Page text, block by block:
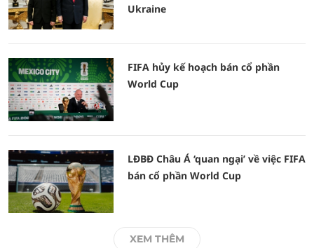
Ukraine
FIFA hủy kế hoạch bán cổ phần
World Cup
LĐBĐ Châu Á ‘quan ngại’ về việc FIFA
bán cổ phần World Cup
XEM THÊM